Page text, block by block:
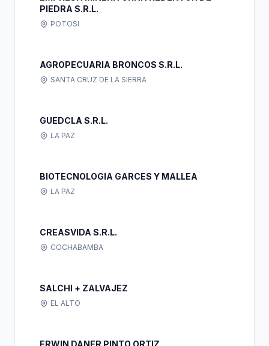
PIEDRA S.R.L.
POTOSI
AGROPECUARIA BRONCOS S.R.L.
SANTA CRUZ DE LA SIERRA
GUEDCLA S.R.L.
LA PAZ
BIOTECNOLOGIA GARCES Y MALLEA
LA PAZ
CREASVIDA S.R.L.
COCHABAMBA
SALCHI + ZALVAJEZ
EL ALTO
ERWIN DANER PINTO ORTIZ